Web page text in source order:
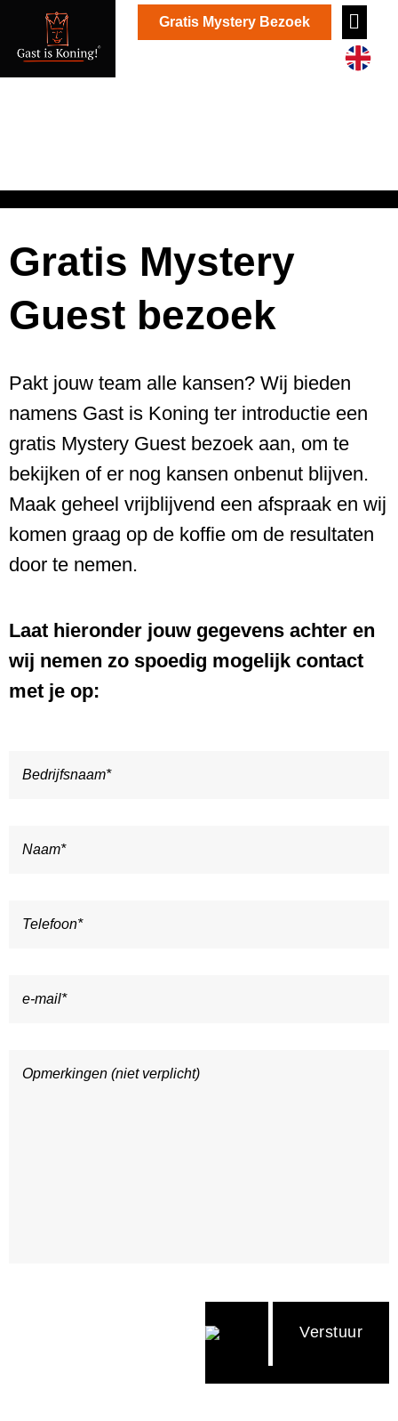
Gratis Mystery Bezoek
Mystery Guest
aanvragen?
Gratis Mystery
Guest bezoek
Pakt jouw team alle kansen? Wij bieden
namens Gast is Koning ter introductie een
gratis Mystery Guest bezoek aan, om te
bekijken of er nog kansen onbenut blijven.
Maak geheel vrijblijvend een afspraak en wij
komen graag op de koffie om de resultaten
door te nemen.
Laat hieronder jouw gegevens achter en
wij nemen zo spoedig mogelijk contact
met je op: